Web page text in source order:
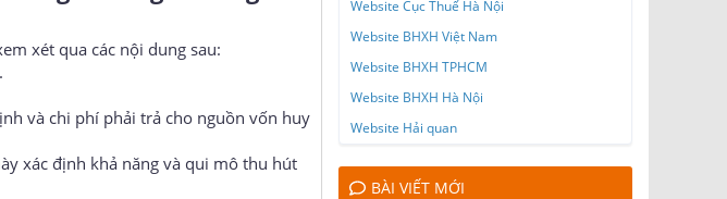
xét qua các nội dung sau:
và chi phí phải trả cho nguồn vốn huy
xác định khả năng và qui mô thu hút
Website Cục Thuế Hà Nội
Website BHXH Việt Nam
Website BHXH TPHCM
Website BHXH Hà Nội
Website Hải quan
BÀI VIẾT MỚI